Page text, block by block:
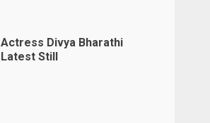
Actress Divya Bharathi
Latest Still